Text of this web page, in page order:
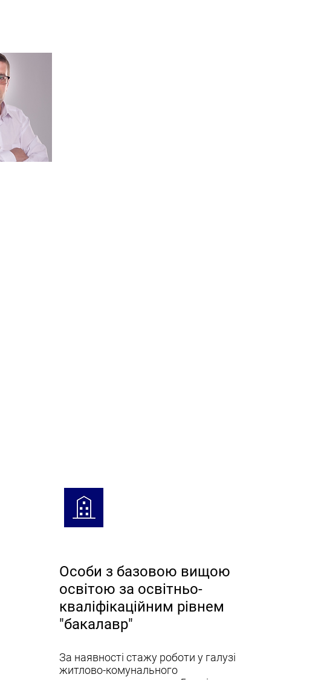
Особи з базовою вищою
освітою за освітньо-
кваліфікаційним рівнем
"бакалавр"
За наявності стажу роботи у галузі
житлово-комунального